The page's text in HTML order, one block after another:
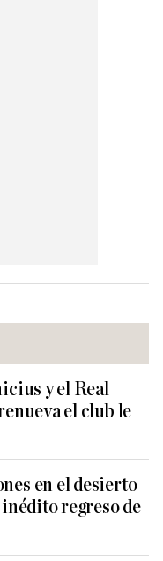
y el Real
el club le
en el desierto
regreso de